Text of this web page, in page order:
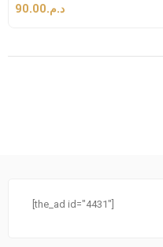
د.م.90.00
[the_ad id="4431"]